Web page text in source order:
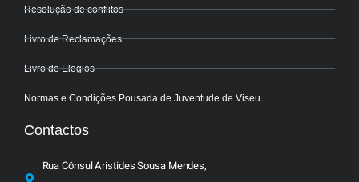
Resolução de conflitos
Livro de Reclamações
Livro de Elogios
Normas e Condições Pousada de Juventude de Viseu
Contactos
Rua Cônsul Aristides Sousa Mendes,